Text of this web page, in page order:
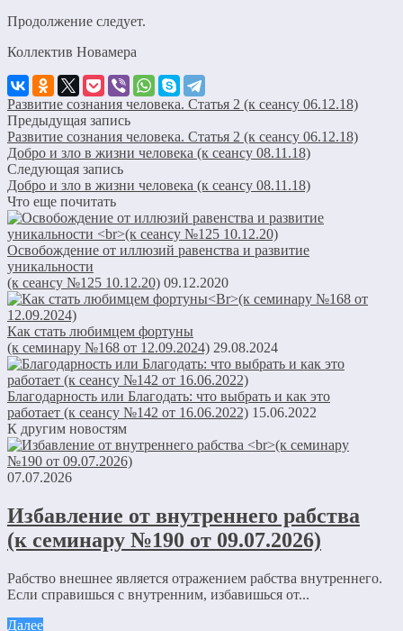
Продолжение следует.
Коллектив Новамера
Развитие сознания человека. Статья 2 (к сеансу 06.12.18)
Предыдущая запись
Развитие сознания человека. Статья 2 (к сеансу 06.12.18)
Добро и зло в жизни человека (к сеансу 08.11.18)
Следующая запись
Добро и зло в жизни человека (к сеансу 08.11.18)
Что еще почитать
Освобождение от иллюзий равенства и развитие
уникальности
(к сеансу №125 10.12.20) 09.12.2020
Как стать любимцем фортуны
(к семинару №168 от 12.09.2024) 29.08.2024
Благодарность или Благодать: что выбрать и как это
работает (к сеансу №142 от 16.06.2022) 15.06.2022
К другим новостям
07.07.2026
Избавление от внутреннего рабства
(к семинару №190 от 09.07.2026)
Рабство внешнее является отражением рабства внутреннего.
Если справишься с внутренним, избавишься от...
Далее